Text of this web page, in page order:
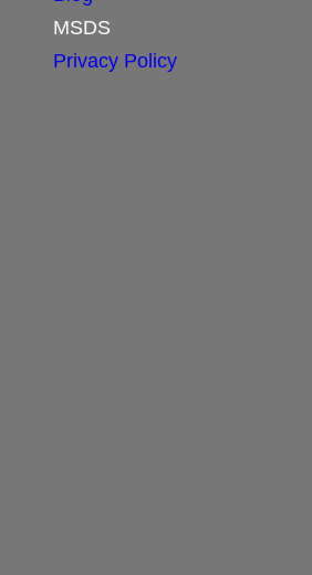
MSDS
Privacy Policy